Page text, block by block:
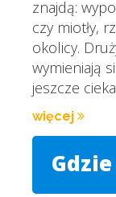
znajdą:
czy miotły,
okolicy.
wymieniają
jeszcze
więcej